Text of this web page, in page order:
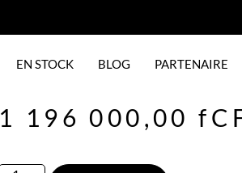
EN STOCK BLOG PARTENAIRE
1 196 000,00